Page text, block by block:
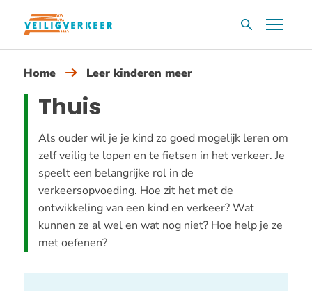
Overslaan
inhoud
ZoekvakMenu
Home Leer kinderen meer
Thuis
Als ouder wil je je kind zo goed mogelijk leren om
zelf veilig te lopen en te fietsen in het verkeer. Je
speelt een belangrijke rol in de
verkeersopvoeding. Hoe zit het met de
ontwikkeling van een kind en verkeer? Wat
kunnen ze al wel en wat nog niet? Hoe help je ze
met oefenen?